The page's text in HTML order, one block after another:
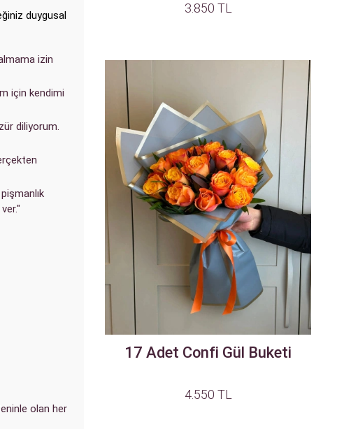
duygusal
izin
için kendimi
diliyorum.
olan her
3.850 TL
17 Adet Confi Gül Buketi
4.550 TL